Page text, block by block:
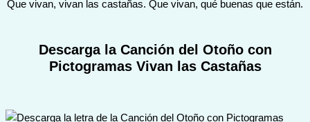
Que vivan, vivan las castañas. Que vivan, qué buenas que están.
Descarga la Canción del Otoño con
Pictogramas Vivan las Castañas